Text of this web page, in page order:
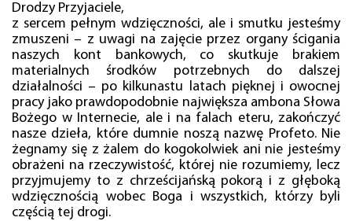
Drodzy Przyjaciele,
z sercem pełnym wdzięczności, ale i smutku jesteśmy
zmuszeni – z uwagi na zajęcie przez organy ścigania
naszych kont bankowych, co skutkuje brakiem
materialnych środków potrzebnych do dalszej
działalności – po kilkunastu latach pięknej i owocnej
pracy jako prawdopodobnie największa ambona Słowa
Bożego w Internecie, ale i na falach eteru, zakończyć
nasze dzieła, które dumnie noszą nazwę Profeto. Nie
żegnamy się z żalem do kogokolwiek ani nie jesteśmy
obrażeni na rzeczywistość, której nie rozumiemy, lecz
przyjmujemy to z chrześcijańską pokorą i z głęboką
wdzięcznością wobec Boga i wszystkich, którzy byli
częścią tej drogi.